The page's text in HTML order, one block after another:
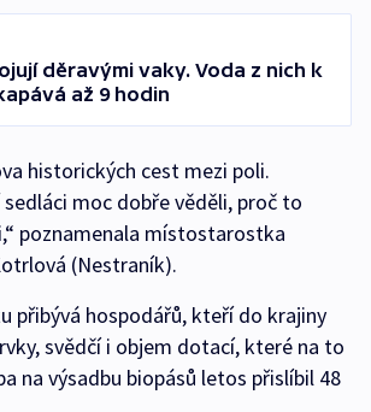
děravými vaky. Voda z nich k
až 9 hodin
historických cest mezi poli.
moc dobře věděli, proč to
poznamenala místostarostka
(Nestraník).
přibývá hospodářů, kteří do krajiny
svědčí i objem dotací, které na to
na výsadbu biopásů letos přislíbil 48